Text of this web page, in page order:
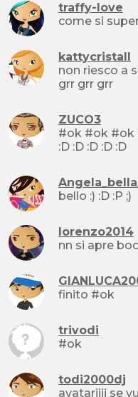
traffy-love
come si
kattycristall
non riesco a superare
grr grr grr
ZUCO3
#ok #ok #ok #ok #ok #ok #ok #ok #ok :D
:D :D :D :D :D
bello :) :D :P ;)
lorenzo2014
finito #ok
trivodi
#ok
todi2000dj
avatarjjjj se